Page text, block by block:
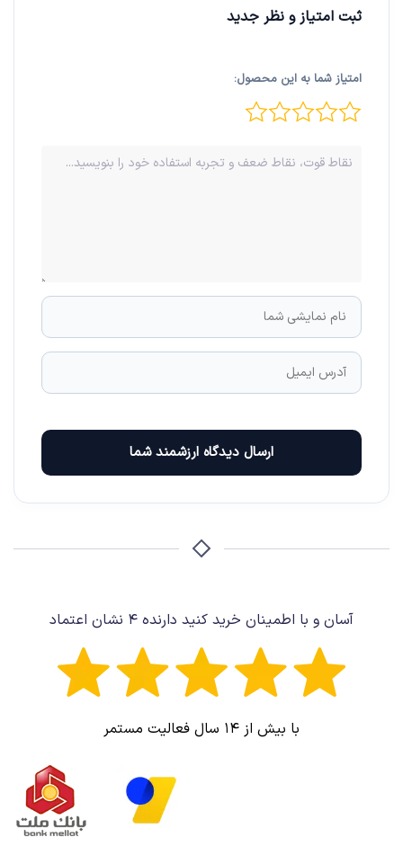
ثبت امتیاز و نظر جدید
امتیاز شما به این محصول:
ارسال دیدگاه ارزشمند شما
آسان و با اطمینان خرید کنید دارنده ۴ نشان اعتماد
با بیش از ۱۴ سال فعالیت مستمر